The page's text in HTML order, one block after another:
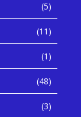
(5)
(11)
(1)
(48)
(3)